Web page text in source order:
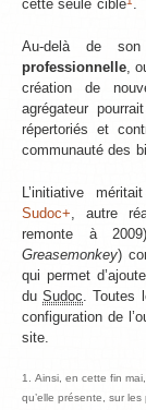
cette seule cible .
Au-delà de
professionnelle,
création de
agrégateur
répertoriés et
communauté des
L’initiative
Sudoc+ , autre
remonte à
Greasemonkey)
qui permet
duSudoc .
configuration de
site.
Ainsi, en cette fin
qu’elle présente, sur